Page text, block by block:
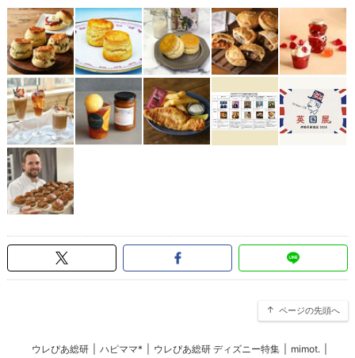
ページの先頭へ
ウレぴあ総研 ハピママ* ウレぴあ総研 ディズニー特集 mimot.